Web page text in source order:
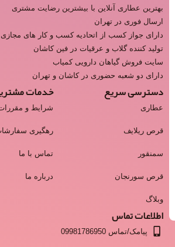
بهترین عطاری آنلاین با بیشترین رضایت مشتری
ارسال فوری در تهران
دارای جواز کسب از اتحادیه کسب و کار های مجازی
تولید کننده گلاب و عرقیات در فین کاشان
سایت فروش گیاهان دارویی کمیاب
دارای دو شعبه حضوری در کاشان و تهران
دسترسی سریع
عطاری
قرص ریلایف
سمنقور
قرص سورنجان
وبلاگ
خدمات
شرایط و
رهگیری
تماس با ما
درباره ما
اطلاعات تماس
پیامک/تماس 09981786950